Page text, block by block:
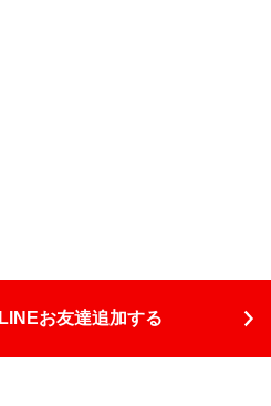
LINEお友達追加する